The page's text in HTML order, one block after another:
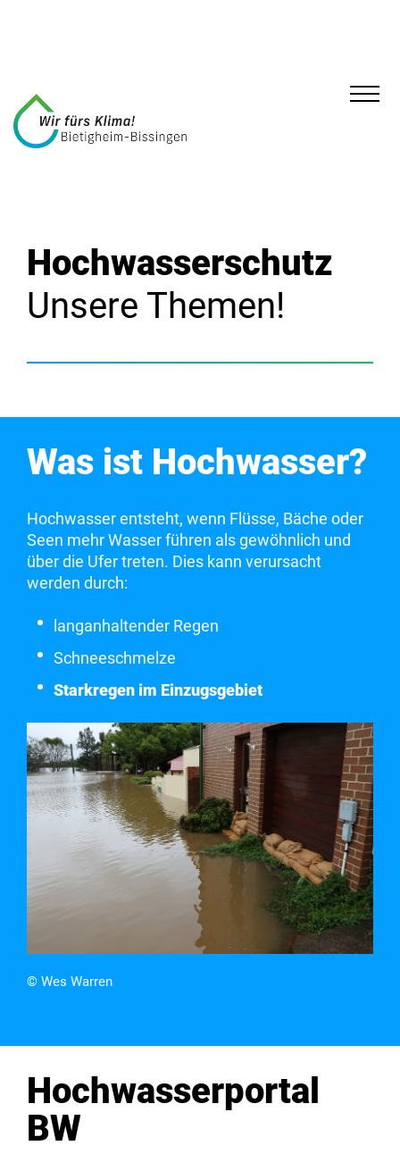
Hochwasserschutz
Unsere Themen!
Was ist Hochwasser?
Hochwasser entsteht, wenn Flüsse, Bäche oder
Seen mehr Wasser führen als gewöhnlich und
über die Ufer treten. Dies kann verursacht
werden durch:
langanhaltender Regen
Schneeschmelze
Starkregen im Einzugsgebiet
© Wes Warren
Hochwasserportal
BW